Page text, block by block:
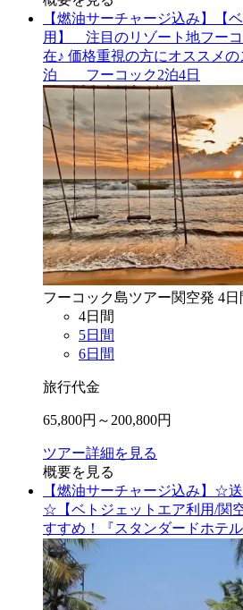
【燃油サーチャージ込み】【
用】 注目のリゾート地フー
在♪ 価格重視の方にオススメ
泊 フーコック2泊4日
フーコック島ツアー関空発 4日
4日間
5日間
6日間
旅行代金
65,800円～ 200,800円
ツアー詳細を見る
概要を見る
【燃油サーチャージ込み】☆
☆【ベトジェットエア利用/関
すすめ！『スタンダードホテ